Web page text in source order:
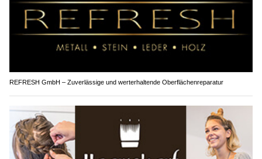
REFRESH GmbH – Zuverlässige und werterhaltende Oberflächenreparatur